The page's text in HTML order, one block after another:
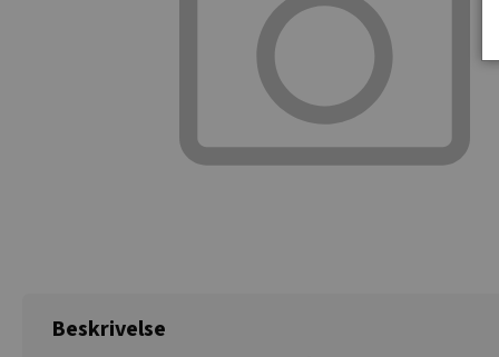
Beskrivelse